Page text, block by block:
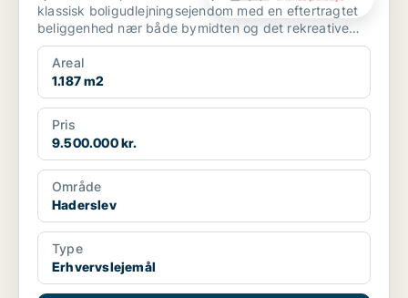
klassisk boligudlejningsejendom med en eftertragtet
beliggenhed nær både bymidten og det rekreative
havnemi...
Areal
1.187 m2
Pris
9.500.000 kr.
Område
Haderslev
Type
Erhvervslejemål